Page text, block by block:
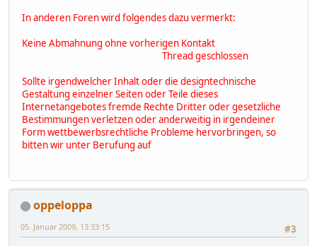
Inanderen Foren wird folgendes dazu vermerkt:
Keine Abmahnung ohne vorherigen Kontakt
Thread geschlossen
Sollte irgendwelcher Inhalt oder die designtechnische
Gestaltung einzelner Seiten oder Teile dieses
Internetangebotes fremde Rechte Dritter oder gesetzliche
Bestimmungen verletzen oder anderweitig in irgendeiner
Form wettbewerbsrechtliche Probleme hervorbringen, so
bitten wir unter Berufung auf
oppeloppa
#3
05. Januar 2009, 13:33:15